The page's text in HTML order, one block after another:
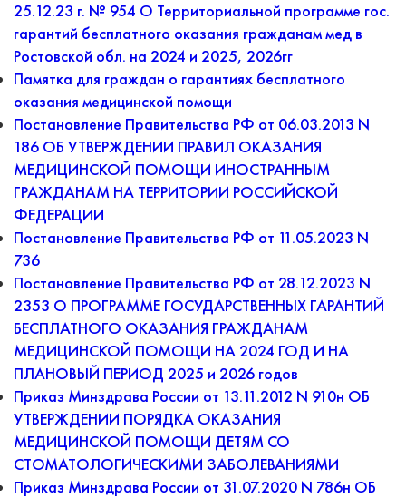
25.12.23 г. № 954 О Территориальной программе гос.
гарантий бесплатного оказания гражданам мед в
Ростовской обл. на 2024 и 2025, 2026гг
Памятка для граждан о гарантиях бесплатного
оказания медицинской помощи
Постановление Правительства РФ от 06.03.2013 N
186 ОБ УТВЕРЖДЕНИИ ПРАВИЛ ОКАЗАНИЯ
МЕДИЦИНСКОЙ ПОМОЩИ ИНОСТРАННЫМ
ГРАЖДАНАМ НА ТЕРРИТОРИИ РОССИЙСКОЙ
ФЕДЕРАЦИИ
Постановление Правительства РФ от 11.05.2023 N
736
Постановление Правительства РФ от 28.12.2023 N
2353 О ПРОГРАММЕ ГОСУДАРСТВЕННЫХ ГАРАНТИЙ
БЕСПЛАТНОГО ОКАЗАНИЯ ГРАЖДАНАМ
МЕДИЦИНСКОЙ ПОМОЩИ НА 2024 ГОД И НА
ПЛАНОВЫЙ ПЕРИОД 2025 и 2026 годов
Приказ Минздрава России от 13.11.2012 N 910н ОБ
УТВЕРЖДЕНИИ ПОРЯДКА ОКАЗАНИЯ
МЕДИЦИНСКОЙ ПОМОЩИ ДЕТЯМ СО
СТОМАТОЛОГИЧЕСКИМИ ЗАБОЛЕВАНИЯМИ
Приказ Минздрава России от 31.07.2020 N 786н ОБ